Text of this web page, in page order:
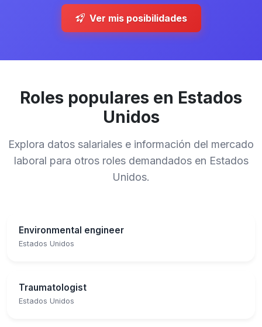
Ver mis posibilidades
Roles populares en Estados
Unidos
Explora datos salariales e información del mercado
laboral para otros roles demandados en Estados
Unidos.
Environmental engineer
Estados Unidos
Traumatologist
Estados Unidos